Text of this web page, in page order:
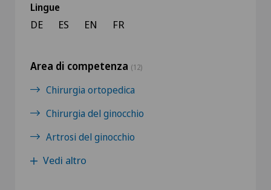
Lingue
DE ES EN FR
Area di competenza (12)
Chirurgia ortopedica
Chirurgia del ginocchio
Artrosi del ginocchio
Vedi altro